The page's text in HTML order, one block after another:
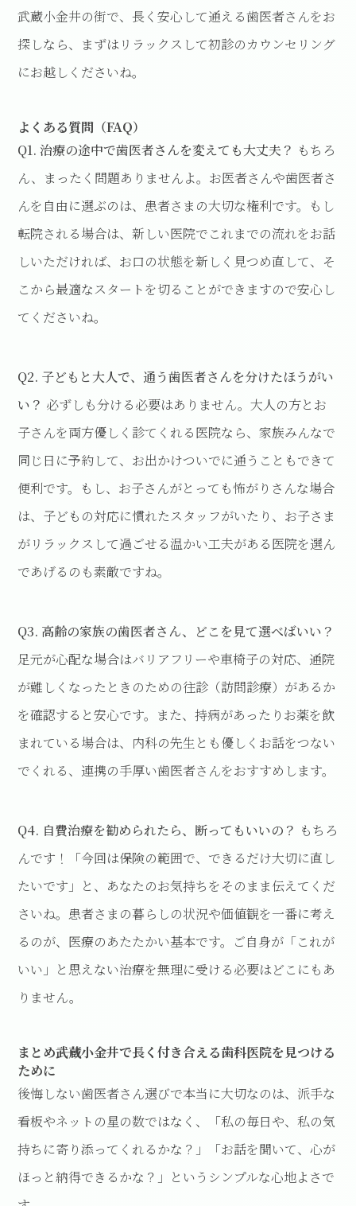
武蔵小金井の街で、長く安心して通える歯医者さんをお
探しなら、まずはリラックスして初診のカウンセリング
にお越しくださいね。
よくある質問（FAQ）
Q1. 治療の途中で歯医者さんを変えても大丈夫？ もちろ
ん、まったく問題ありませんよ。お医者さんや歯医者さ
んを自由に選ぶのは、患者さまの大切な権利です。もし
転院される場合は、新しい医院でこれまでの流れをお話
しいただければ、お口の状態を新しく見つめ直して、そ
こから最適なスタートを切ることができますので安心し
てくださいね。
Q2. 子どもと大人で、通う歯医者さんを分けたほうがい
い？ 必ずしも分ける必要はありません。大人の方とお
子さんを両方優しく診てくれる医院なら、家族みんなで
同じ日に予約して、お出かけついでに通うこともできて
便利です。もし、お子さんがとっても怖がりさんな場合
は、子どもの対応に慣れたスタッフがいたり、お子さま
がリラックスして過ごせる温かい工夫がある医院を選ん
であげるのも素敵ですね。
Q3. 高齢の家族の歯医者さん、どこを見て選べばいい？
足元が心配な場合はバリアフリーや車椅子の対応、通院
が難しくなったときのための往診（訪問診療）があるか
を確認すると安心です。また、持病があったりお薬を飲
まれている場合は、内科の先生とも優しくお話をつない
でくれる、連携の手厚い歯医者さんをおすすめします。
Q4. 自費治療を勧められたら、断ってもいいの？ もちろ
んです！「今回は保険の範囲で、できるだけ大切に直し
たいです」と、あなたのお気持ちをそのまま伝えてくだ
さいね。患者さまの暮らしの状況や価値観を一番に考え
るのが、医療のあたたかい基本です。ご自身が「これが
いい」と思えない治療を無理に受ける必要はどこにもあ
りません。
まとめ――武蔵小金井で長く付き合える歯科医院を見つける
ために
後悔しない歯医者さん選びで本当に大切なのは、派手な
看板やネットの星の数ではなく、「私の毎日や、私の気
持ちに寄り添ってくれるかな？」「お話を聞いて、心が
ほっと納得できるかな？」というシンプルな心地よさで